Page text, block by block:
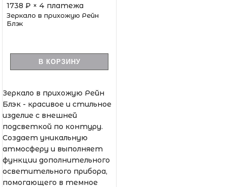
1738 ₽ × 4 платежа
Зеркало в прихожую Рейн
Блэк
В КОРЗИНУ
Зеркало в прихожую Рейн
Блэк - красивое и стильное
изделие с внешней
подсветкой по контуру.
Создает уникальную
атмосферу и выполняет
функции дополнительного
осветительного прибора,
помогающего в темное